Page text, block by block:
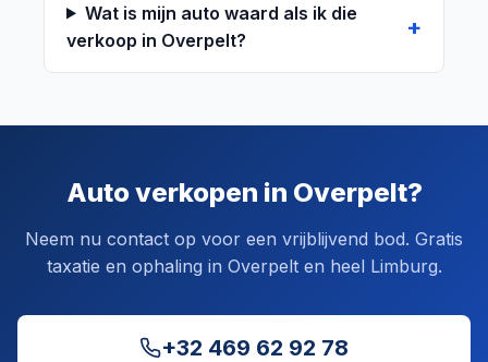
Wat is mijn auto waard als ik die
verkoop in Overpelt?
Auto verkopen in Overpelt?
Neem nu contact op voor een vrijblijvend bod. Gratis
taxatie en ophaling in Overpelt en heel Limburg.
+32 469 62 92 78